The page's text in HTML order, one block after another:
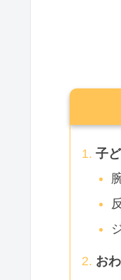
子
お